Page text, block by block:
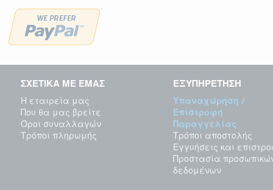
ΣΧΕΤΙΚΑ ΜΕ ΕΜΑΣ
Η εταιρεία μας
Που θα μας βρείτε
Όροι συναλλαγών
Τρόποι πληρωμής
ΕΞΥΠΗΡΕΤΗΣΗ
Υπαναχώρηση /
Επιστροφή
Παραγγελίας
Τρόποι αποστολής
Εγγυήσεις και
Προστασία
δεδομένων